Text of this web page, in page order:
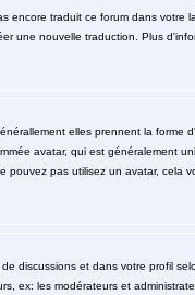
encore traduit ce forum dans votre
une nouvelle traduction. Plus
elles prennent la forme
avatar, qui est généralement
pouvez pas utilisez un avatar, cela
discussions et dans votre profil
ex: les modérateurs et